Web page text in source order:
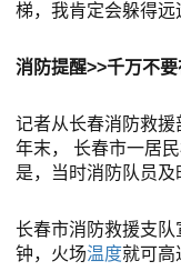
梯，我肯定会躲得远
消防提醒>>千万不
记者从长春消防救
年末， 长春市一居
是，当时消防队员及
长春市消防救援支
钟，火场温度就可高